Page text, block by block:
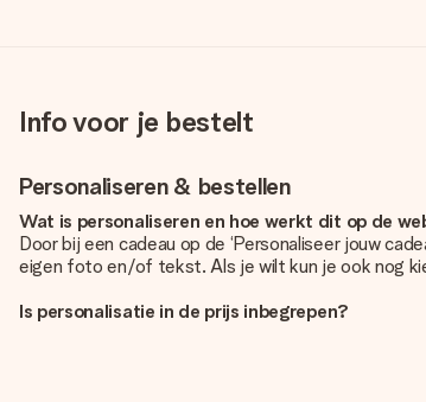
Info voor je bestelt
Personaliseren & bestellen
Wat is personaliseren en hoe werkt dit op de
Door bij een cadeau op de ‘Personaliseer jouw
eigen foto en/of tekst. Als je wilt kun je ook nog
Is personalisatie in de prijs inbegrepen?